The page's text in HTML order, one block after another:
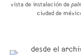
vista de instalación de
ciudad de